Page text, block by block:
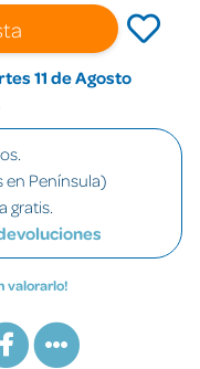
11 de Agosto
en Península)
gratis.
valorarlo!